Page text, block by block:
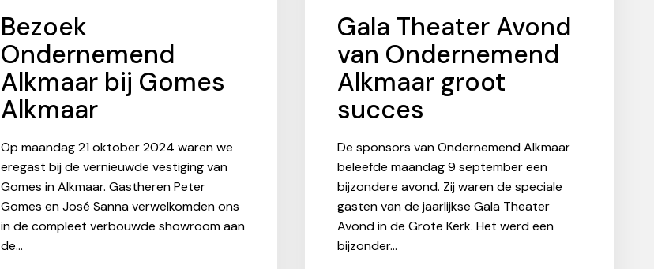
Bezoek
Ondernemend
Alkmaar bij Gomes
Alkmaar
Op maandag 21 oktober 2024 waren we
eregast bij de vernieuwde vestiging van
Gomes in Alkmaar. Gastheren Peter
Gomes en José Sanna verwelkomden ons
in de compleet verbouwde showroom aan
de...
Gala Theater Avond
van Ondernemend
Alkmaar groot
succes
De sponsors van Ondernemend Alkmaar
beleefde maandag 9 september een
bijzondere avond. Zij waren de speciale
gasten van de jaarlijkse Gala Theater
Avond in de Grote Kerk. Het werd een
bijzonder...